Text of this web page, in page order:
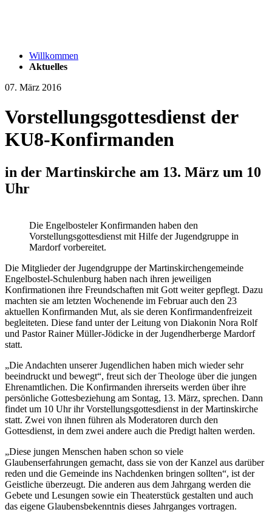
Willkommen
Aktuelles
07. März 2016
Vorstellungsgottesdienst der
KU8-Konfirmanden
in der Martinskirche am 13. März um 10
Uhr
Die Engelbosteler Konfirmanden haben den
Vorstellungsgottesdienst mit Hilfe der Jugendgruppe in
Mardorf vorbereitet.
Die Mitglieder der Jugendgruppe der Martinskirchengemeinde
Engelbostel-Schulenburg haben nach ihren jeweiligen
Konfirmationen ihre Freundschaften mit Gott weiter gepflegt. Dazu
machten sie am letzten Wochenende im Februar auch den 23
aktuellen Konfirmanden Mut, als sie deren Konfirmandenfreizeit
begleiteten. Diese fand unter der Leitung von Diakonin Nora Rolf
und Pastor Rainer Müller-Jödicke in der Jugendherberge Mardorf
statt.
„Die Andachten unserer Jugendlichen haben mich wieder sehr
beeindruckt und bewegt“, freut sich der Theologe über die jungen
Ehrenamtlichen. Die Konfirmanden ihrerseits werden über ihre
persönliche Gottesbeziehung am Sontag, 13. März, sprechen. Dann
findet um 10 Uhr ihr Vorstellungsgottesdienst in der Martinskirche
statt. Zwei von ihnen führen als Moderatoren durch den
Gottesdienst, in dem zwei andere auch die Predigt halten werden.
„Diese jungen Menschen haben schon so viele
Glaubenserfahrungen gemacht, dass sie von der Kanzel aus darüber
reden und die Gemeinde ins Nachdenken bringen sollten“, ist der
Geistliche überzeugt. Die anderen aus dem Jahrgang werden die
Gebete und Lesungen sowie ein Theaterstück gestalten und auch
das eigene Glaubensbekenntnis dieses Jahrganges vortragen.